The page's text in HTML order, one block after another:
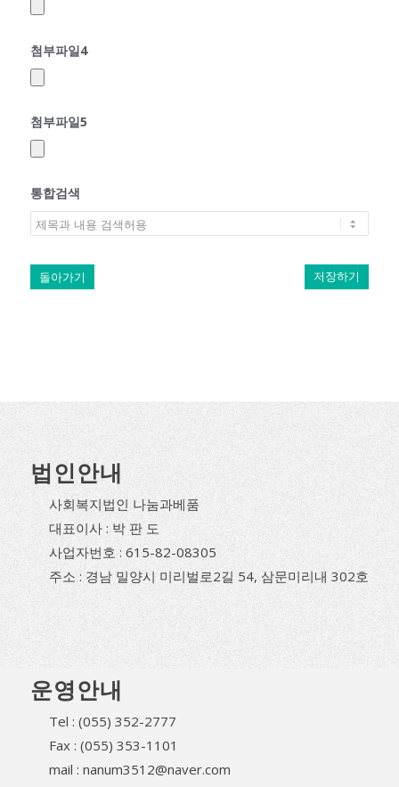
첨부파일4
첨부파일5
통합검색
돌아가기 저장하기
법인안내
사회복지법인 나눔과베품
대표이사 : 박 판 도
사업자번호 : 615-82-08305
주소 : 경남 밀양시 미리벌로2길 54, 삼문미리내 302호
운영안내
Tel : (055) 352-2777
Fax : (055) 353-1101
mail : nanum3512@naver.com